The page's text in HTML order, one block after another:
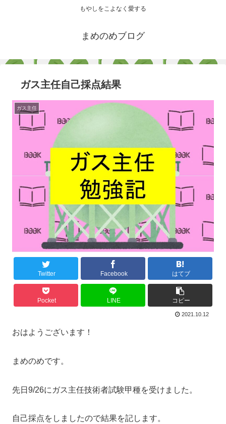
もやしをこよなく愛する
まめのめブログ
ガス主任自己採点結果
ガス主任
Twitter Facebook はてブ
Pocket LINE コピー
2021.10.12
おはようございます！
まめのめです。
先日9/26にガス主任技術者試験甲種を受けました。
自己採点をしましたので結果を記します。